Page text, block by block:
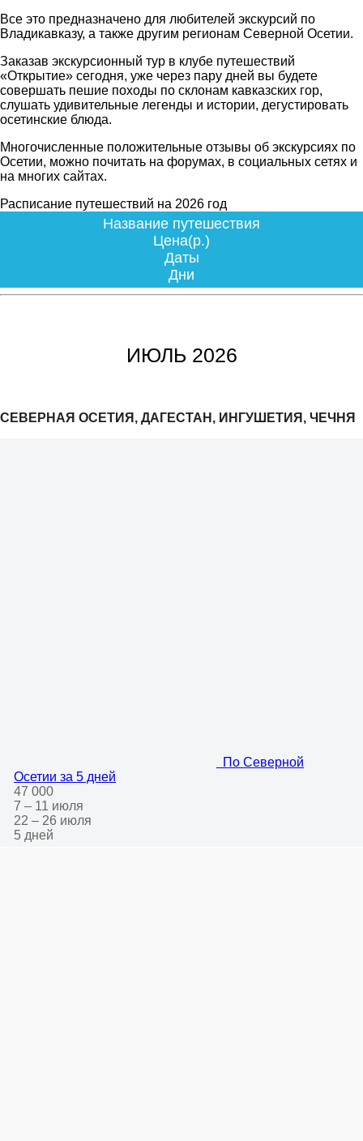
Все это предназначено для любителей экскурсий по
Владикавказу, а также другим регионам Северной Осетии.
Заказав экскурсионный тур в клубе путешествий
«Открытие» сегодня, уже через пару дней вы будете
совершать пешие походы по склонам кавказских гор,
слушать удивительные легенды и истории, дегустировать
осетинские блюда.
Многочисленные положительные отзывы об экскурсиях по
Осетии, можно почитать на форумах, в социальных сетях и
на многих сайтах.
Расписание путешествий на 2026 год
Название путешествия
Цена(р.)
Даты
Дни
ИЮЛЬ 2026
СЕВЕРНАЯ ОСЕТИЯ, ДАГЕСТАН, ИНГУШЕТИЯ, ЧЕЧНЯ
По Северной
Осетии за 5 дней
47 000
7 – 11 июля
22 – 26 июля
5 дней